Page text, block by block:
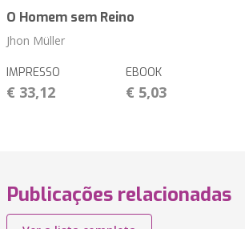
O Homem sem Reino
Jhon Müller
IMPRESSO
€ 33,12
EBOOK
€ 5,03
Publicações relacionadas